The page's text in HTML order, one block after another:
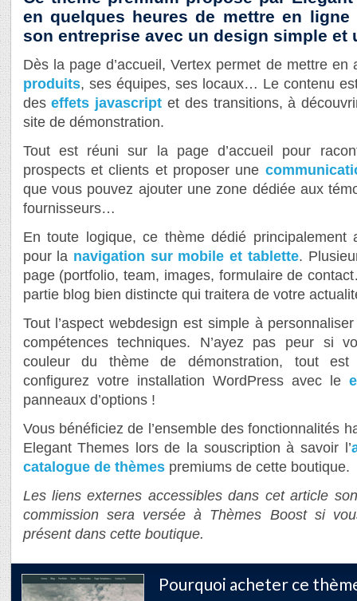
en quelques heures de mettre en
son entreprise avec un design simple et
Dès la page d’accueil, Vertex permet de mettre
produits, ses équipes, ses locaux… Le contenu
deseffets javascript et des transitions, à
site de démonstration.
Tout est réuni sur la page d’accueil pour
prospects et clients et proposer une
que vous pouvez ajouter une zone dédiée aux
fournisseurs…
En toute logique, ce thème dédié principalement
pour la navigation sur mobile et tablette.
page (portfolio, team, images, formulaire de
partie blog bien distincte qui traitera de votre
Tout l’aspect webdesign est simple à
compétences techniques. N’ayez pas peur si
couleur du thème de démonstration, tout est
configurez votre installation WordPress avec le
panneaux d’options !
Vous bénéficiez de l’ensemble des fonctionnalités
Elegant Themes lors de la souscription à savoir l’
catalogue de thèmespremiums de cette boutique.
Les liens externes accessibles dans cet article
commission sera versée à Thèmes Boost si
présent dans cette boutique.
Pourquoi acheter ce